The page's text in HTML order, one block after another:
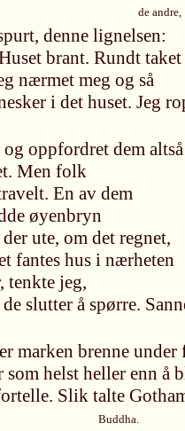
de andre,
denne lignelsen:
brant. Rundt taket
nærmet meg og så
i det huset. Jeg
oppfordret dem
Men folk
En av dem
øyenbryn
ute, om det regnet,
fantes hus i nærheten
tenkte jeg,
slutter å spørre.
marken brenne under
helst heller enn å
Slik talte
Buddha.